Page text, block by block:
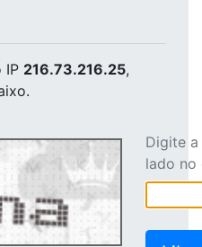
IP 216.73.216.25,
Digite
lado no